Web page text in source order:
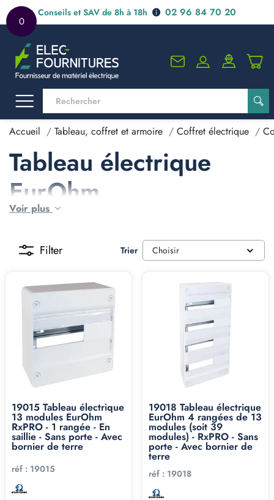
0
Conseils et SAV de 8h à 18h 02 96 84 70 20
Accueil Tableau, coffret et armoire Coffret électrique
Tableau électrique
EurOhm
Voir plus
Filter Trier Choisir
19015 Tableau électrique
13 modules EurOhm
RxPRO - 1 rangée - En
saillie - Sans porte - Avec
bornier de terre
réf : 19015
19018 Tableau électrique
EurOhm 4 rangées de 13
modules (soit 39
modules) - RxPRO - Sans
porte - Avec bornier de
terre
réf : 19018